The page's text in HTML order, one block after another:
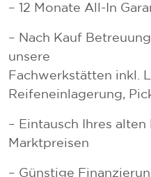
– 12 Monate All-In
– Nach Kauf
unsere
Fachwerkstätten inkl.
Reifeneinlagerung,
– Eintausch Ihres
Marktpreisen
– Günstige